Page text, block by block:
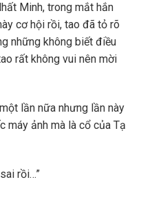
Minh, trong mắt hắn
cơ hội rồi, tao đã tỏ rõ
những không biết điều
rất không vui nên mời
lần nữa nhưng lần này
máy ảnh mà là cổ của Tạ
rồi…”